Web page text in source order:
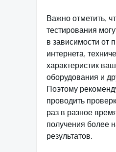
Важно отметить,
тестирования
в зависимости от
интернета,
характеристик
оборудования и
Поэтому
проводить
раз в разное
получения более
результатов.